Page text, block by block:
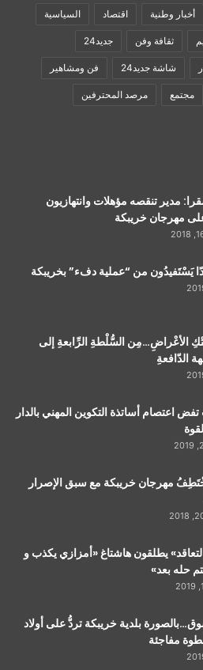
أخبار وطنية اقتصاد السياسية
ثقافة وفن جديد24
شاشة جديد24 فن ومشاهير
مجتمع مرصد المحترفين
مدير تنقصه مؤهلات وانتهازيون
مهرجان خريبكة
الأعْراضِ…مِن السُّلْطةِ الرِّابعةِ إلى
الدّافعةِ
اعتصام أساتذة التكوين المهني بالدار
مهرجان خريبكة مع سبق الإصرار
يطلقون هاشتاغ «أمزازي يكذب و
حله بعد»
بلدية خريبكة تردُّ على أولاد
مفاجئة